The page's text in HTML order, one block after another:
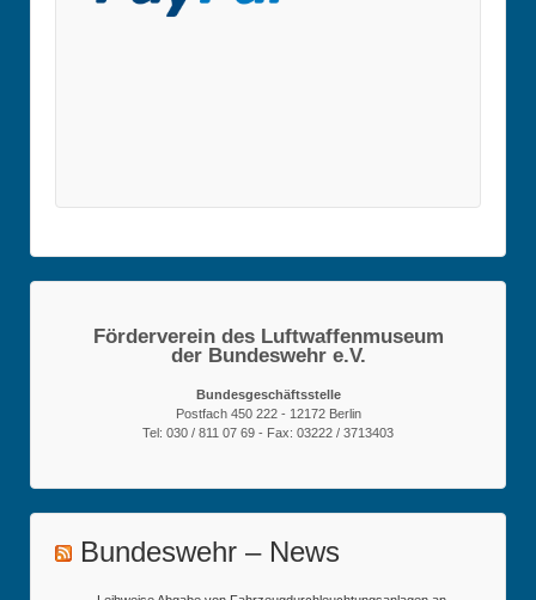
Förderverein des Luftwaffenmuseum
der Bundeswehr e.V.
Bundesgeschäftsstelle
Postfach 450 222 - 12172 Berlin
Tel: 030 / 811 07 69 - Fax: 03222 / 3713403
Bundeswehr – News